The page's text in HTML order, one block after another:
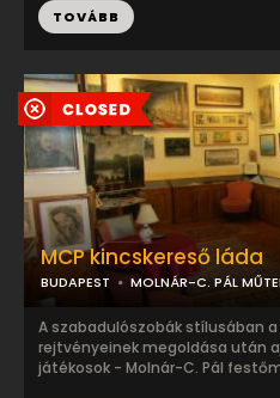
TOVÁBB
MCP kincskereső láda
BUDAPEST MOLNÁR-C. PÁL
A szabadulószobák stílusában a
rejtvényeinek megoldása után
játékosok - Molnár-C. Pál